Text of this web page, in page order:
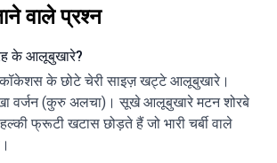
वाले प्रश्न
के आलूबुखारे?
के छोटे चेरी साइज़ खट्टे आलूबुखारे।
वर्जन (कुरु अलचा)। सूखे आलूबुखारे मटन शोरबे
फ्रूटी खटास छोड़ते हैं जो भारी चर्बी वाले